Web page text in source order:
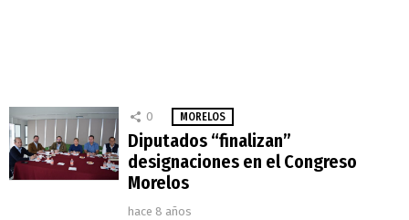
0 MORELOS
Diputados “finalizan”
designaciones en el Congreso
Morelos
hace 8 años